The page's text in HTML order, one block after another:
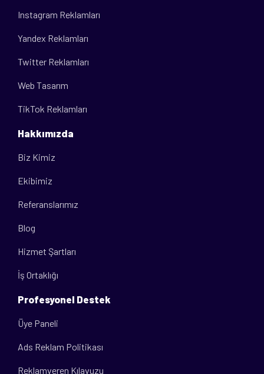
Instagram Reklamları
Yandex Reklamları
Twitter Reklamları
Web Tasarım
TikTok Reklamları
Hakkımızda
Biz Kimiz
Ekibimiz
Referanslarımız
Blog
Hizmet Şartları
İş Ortaklığı
Profesyonel Destek
Üye Paneli
Ads Reklam Politikası
Reklamveren Kılavuzu